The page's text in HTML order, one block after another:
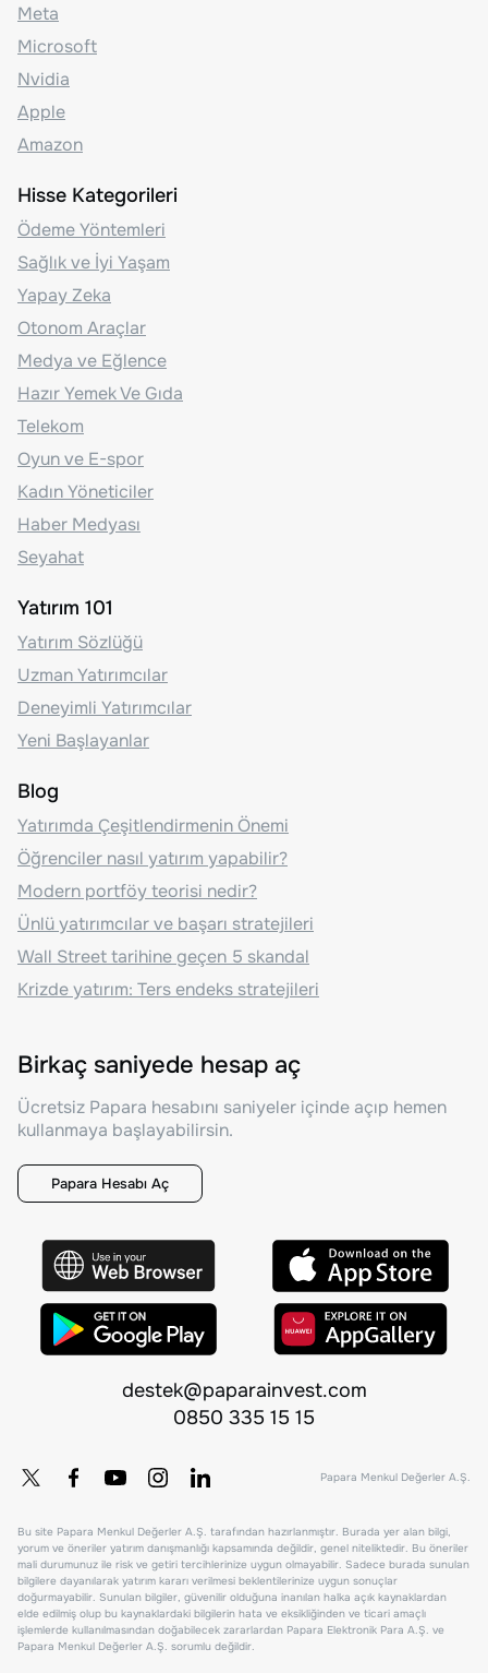
Meta
Microsoft
Nvidia
Apple
Amazon
Hisse Kategorileri
Ödeme Yöntemleri
Sağlık ve İyi Yaşam
Yapay Zeka
Otonom Araçlar
Medya ve Eğlence
Hazır Yemek Ve Gıda
Telekom
Oyun ve E-spor
Kadın Yöneticiler
Haber Medyası
Seyahat
Yatırım 101
Yatırım Sözlüğü
Uzman Yatırımcılar
Deneyimli Yatırımcılar
Yeni Başlayanlar
Blog
Yatırımda Çeşitlendirmenin Önemi
Öğrenciler nasıl yatırım yapabilir?
Modern portföy teorisi nedir?
Ünlü yatırımcılar ve başarı stratejileri
Wall Street tarihine geçen 5 skandal
Krizde yatırım: Ters endeks stratejileri
Birkaç saniyede hesap aç
Ücretsiz Papara hesabını saniyeler içinde açıp hemen
kullanmaya başlayabilirsin.
Papara Hesabı Aç
destek@paparainvest.com
0850 335 15 15
Papara Menkul Değerler A.Ş.
Bu site Papara Menkul Değerler A.Ş. tarafından hazırlanmıştır. Burada yer alan bilgi,
yorum ve öneriler yatırım danışmanlığı kapsamında değildir, genel niteliktedir. Bu öneriler
mali durumunuz ile risk ve getiri tercihlerinize uygun olmayabilir. Sadece burada sunulan
bilgilere dayanılarak yatırım kararı verilmesi beklentilerinize uygun sonuçlar
doğurmayabilir. Sunulan bilgiler, güvenilir olduğuna inanılan halka açık kaynaklardan
elde edilmiş olup bu kaynaklardaki bilgilerin hata ve eksikliğinden ve ticari amaçlı
işlemlerde kullanılmasından doğabilecek zararlardan Papara Elektronik Para A.Ş. ve
Papara Menkul Değerler A.Ş. sorumlu değildir.